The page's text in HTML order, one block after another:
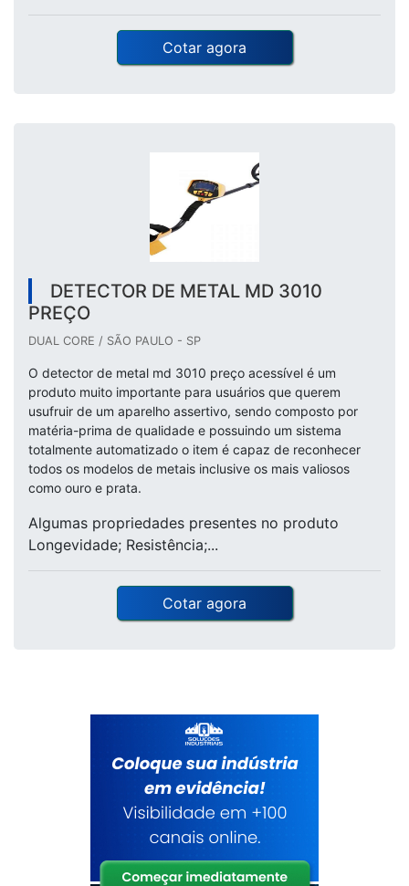
Cotar agora
DETECTOR DE METAL MD 3010
PREÇO
DUAL CORE / SÃO PAULO - SP
O detector de metal md 3010 preço acessível é um
produto muito importante para usuários que querem
usufruir de um aparelho assertivo, sendo composto por
matéria-prima de qualidade e possuindo um sistema
totalmente automatizado o item é capaz de reconhecer
todos os modelos de metais inclusive os mais valiosos
como ouro e prata.
Algumas propriedades presentes no produto
Longevidade; Resistência;...
Cotar agora